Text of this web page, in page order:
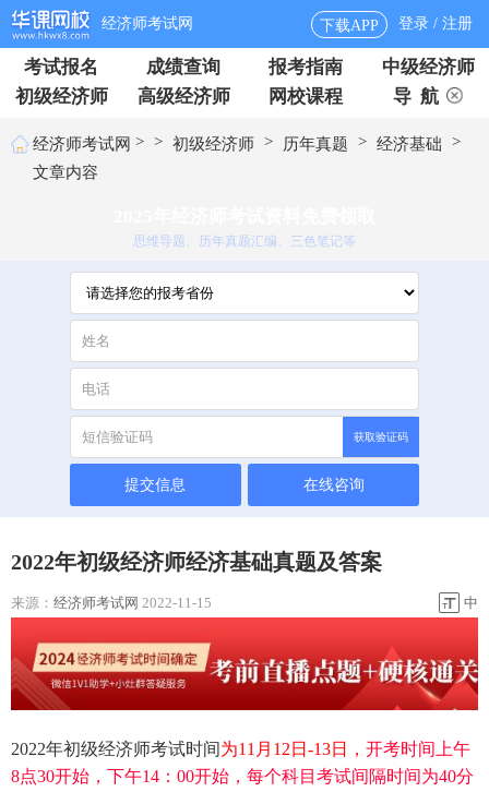
经济师考试网 下载APP 登录 / 注册
考试报名 成绩查询 报考指南
中级经济师
初级经济师
高级经济师 网校课程 导 航
经济师考试网 > > 初级经济师 > 历年真题 > 经济基础
>
文章内容
思维导题、历年真题汇编、三色笔记等
获取验证码
提交信息 在线咨询
2022年初级经济师经济基础真题及答案
来源： 经济师考试网 2022-11-15 中
2022年初级经济师考试时间为11月12日-13日， 开考时间上午
8点30开始，下午14：00开始，每个科目考试间隔时间为40分